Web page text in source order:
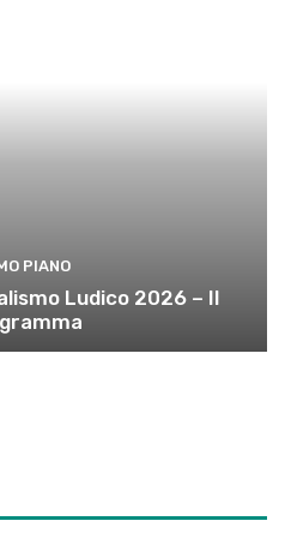
PIANO
Ludico 2026 – Il